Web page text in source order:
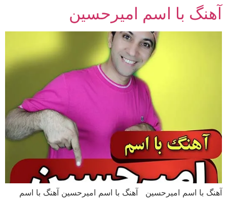
پرش
محتوا
آهنگ با اسم امیرحسین
آهنگ با اسم امیرحسین آهنگ با اسم امیرحسین آهنگ با اسم